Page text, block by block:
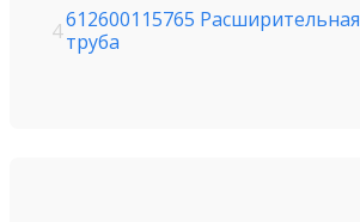
4612600115765 Расширительная
труба